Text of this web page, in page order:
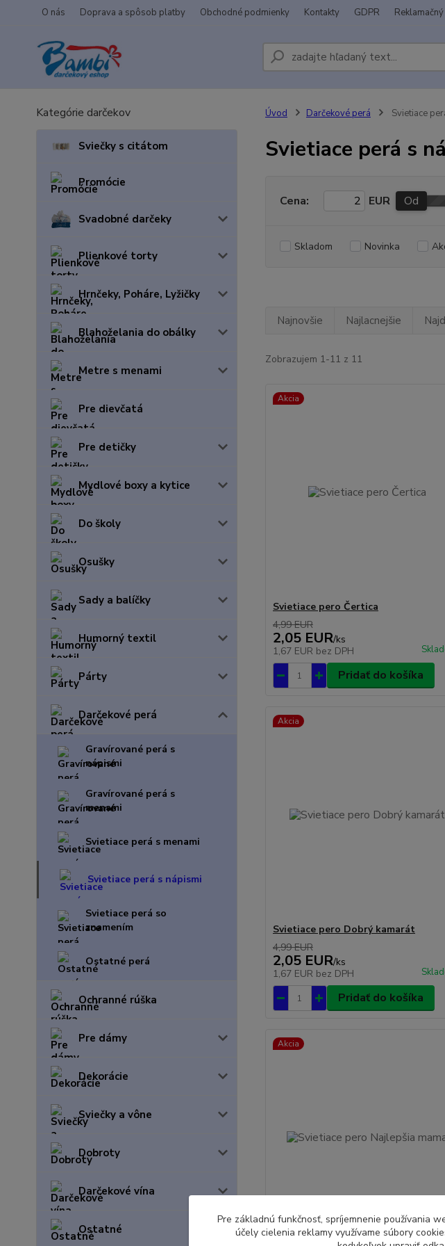
O nás Doprava a spôsob platby Obchodné podmienky Kontakty GDPR
Kategórie darčekov
Sviečky s citátom
Promócie
Svadobné darčeky
Plienkové torty
Hrnčeky, Poháre, Lyžičky
Blahoželania do obálky
Metre s menami
Pre dievčatá
Pre detičky
Mydlové boxy a kytice
Do školy
Osušky
Sady a balíčky
Humorný textil
Párty
Darčekové perá
Gravírované perá s
nápismi
Gravírované perá s
menami
Svietiace perá s menami
Svietiace perá s nápismi
Svietiace perá so
znamením
Ostatné perá
Ochranné rúška
Pre dámy
Dekorácie
Sviečky a vône
Dobroty
Darčekové vína
Ostatné
Úvod Darčekové perá Svietiace
Svietiace perá s
Cena: EUR Od
Skladom Novinka
Najnovšie Najlacnejšie
Zobrazujem 1-11 z 11
Akcia
Svietiace pero Čertica
4,99 EUR
2,05 EUR/ks
1,67 EUR bez DPH
Pridať do košíka
Akcia
Svietiace pero Dobrý kamarát
4,99 EUR
2,05 EUR/ks
1,67 EUR bez DPH
Pridať do košíka
Akcia
Pre základnú funkčnosť, spríjemnenie používania
účely cielenia reklamy využívame súbory